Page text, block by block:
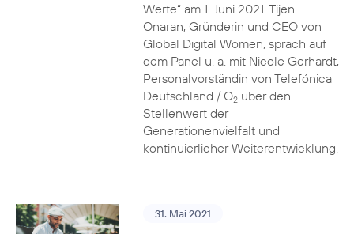
Werte“ am 1. Juni 2021. Tijen
Onaran, Gründerin und CEO von
Global Digital Women, sprach auf
dem Panel u. a. mit Nicole Gerhardt,
Personalvorständin von Telefónica
Deutschland / O2über den
Stellenwert der
Generationenvielfalt und
kontinuierlicher Weiterentwicklung.
31. Mai 2021